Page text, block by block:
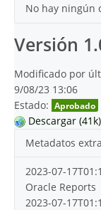
No hay ningún
Versión
Modificado por
9/08/23 13:06
Estado: Aprobado
Descargar (41k)
Metadatos
2023-07-
Oracle Reports
2023-07-